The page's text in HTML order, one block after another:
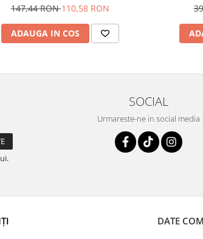
147,44 RON110,58 RON
ADAUGA IN COS
SOCIAL
Urmareste-ne in social media
DATE